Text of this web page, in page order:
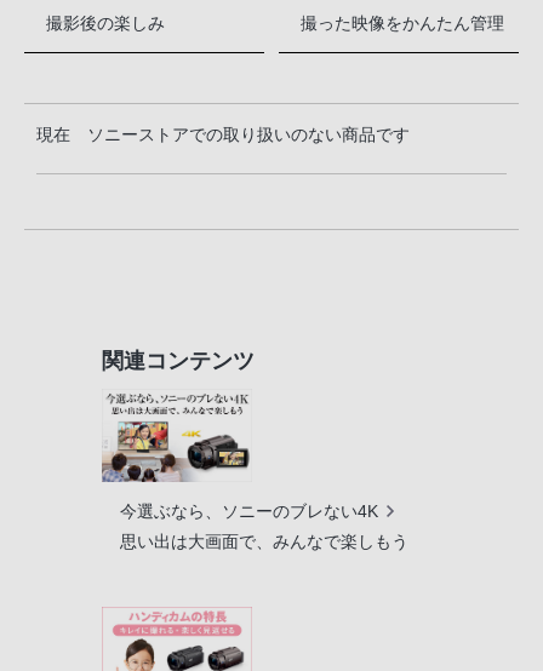
撮影後の楽しみ 撮った映像をかんたん管理
現在 ソニーストアでの取り扱いのない商品です
関連コンテンツ
今選ぶなら、ソニーのブレない4K
思い出は大画面で、みんなで楽しもう